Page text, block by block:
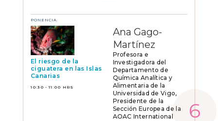
PONENCIA
El riesgo de la
ciguatera en las Islas
Canarias
10:30 - 11:00 HRS
Ana Gago-
Martínez
Profesora e
Investigadora del
Departamento de
Química Analítica y
Alimentaria de la
Universidad de Vigo,
Presidente de la
Sección Europea de la
AOAC International